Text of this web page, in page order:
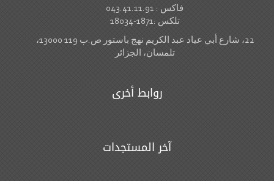
فاكس : 043.41.11.91
تلكس :1871-18034
22، شارع أبي عياد عبد الكريم نهج باستور ص.ب 119 13000،
تلمسان، الجزائر
روابط أخرى
آخر المستجدات